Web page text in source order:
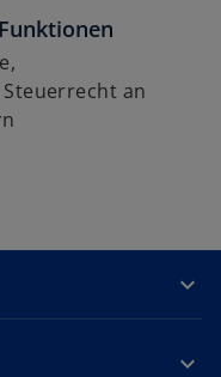
an